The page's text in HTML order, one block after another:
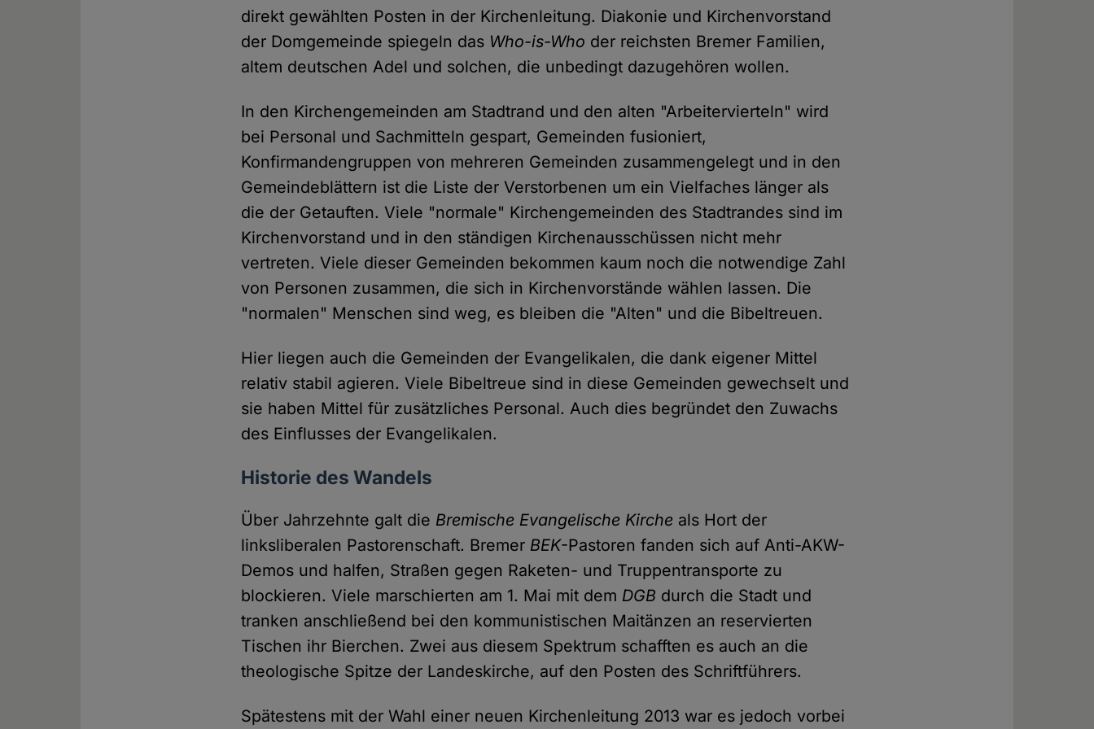
direkt gewählten Posten in der Kirchenleitung. Diakonie und Kirchenvorstand
der Domgemeinde spiegeln das Who-is-Who der reichsten Bremer Familien,
altem deutschen Adel und solchen, die unbedingt dazugehören wollen.
In den Kirchengemeinden am Stadtrand und den alten "Arbeitervierteln" wird
bei Personal und Sachmitteln gespart, Gemeinden fusioniert,
Konfirmandengruppen von mehreren Gemeinden zusammengelegt und in den
Gemeindeblättern ist die Liste der Verstorbenen um ein Vielfaches länger als
die der Getauften. Viele "normale" Kirchengemeinden des Stadtrandes sind im
Kirchenvorstand und in den ständigen Kirchenausschüssen nicht mehr
vertreten. Viele dieser Gemeinden bekommen kaum noch die notwendige Zahl
von Personen zusammen, die sich in Kirchenvorstände wählen lassen. Die
"normalen" Menschen sind weg, es bleiben die "Alten" und die Bibeltreuen.
Hier liegen auch die Gemeinden der Evangelikalen, die dank eigener Mittel
relativ stabil agieren. Viele Bibeltreue sind in diese Gemeinden gewechselt und
sie haben Mittel für zusätzliches Personal. Auch dies begründet den Zuwachs
des Einflusses der Evangelikalen.
Historie des Wandels
Über Jahrzehnte galt die Bremische Evangelische Kirche als Hort der
linksliberalen Pastorenschaft. Bremer BEK-Pastoren fanden sich auf Anti-AKW-
Demos und halfen, Straßen gegen Raketen- und Truppentransporte zu
blockieren. Viele marschierten am 1. Mai mit dem DGB durch die Stadt und
tranken anschließend bei den kommunistischen Maitänzen an reservierten
Tischen ihr Bierchen. Zwei aus diesem Spektrum schafften es auch an die
theologische Spitze der Landeskirche, auf den Posten des Schriftführers.
Spätestens mit der Wahl einer neuen Kirchenleitung 2013 war es jedoch vorbei